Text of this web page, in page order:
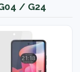
/ G24